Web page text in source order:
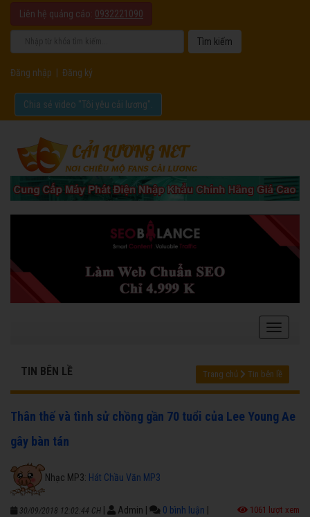
Liên hệ quảng cáo: 0932221090
Đăng nhập Đăng ký
Chia sẻ video "Tôi yêu cải lương".
TIN BÊN LỀ Trang chủ Tin bên lề
Thân thế và tình sử chồng gần 70 tuổi của Lee Young Ae
gây bàn tán
Nhạc MP3: Hát Chầu Văn MP3
30/09/2018 12:02:44 CH Admin 0 bình luận 1061 lượt xem